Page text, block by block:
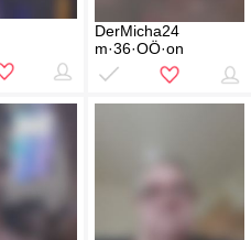
DerMicha24
m·36·OÖ·on